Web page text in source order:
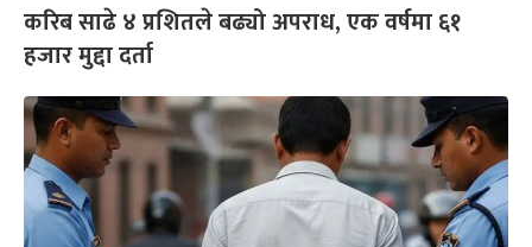
करिब साढे ४ प्रशितले बढ्यो अपराध, एक वर्षमा ६१
हजार मुद्दा दर्ता